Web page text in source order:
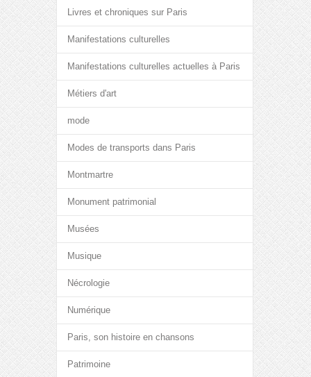
Livres et chroniques sur Paris
Manifestations culturelles
Manifestations culturelles actuelles à Paris
Métiers d'art
mode
Modes de transports dans Paris
Montmartre
Monument patrimonial
Musées
Musique
Nécrologie
Numérique
Paris, son histoire en chansons
Patrimoine